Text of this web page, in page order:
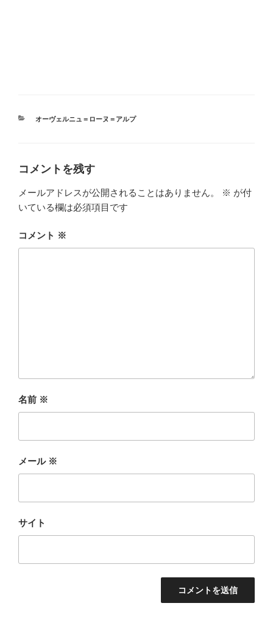
カ
オーヴェルニュ＝ローヌ＝アルプ
コメントを残す
メールアドレスが公開されることはありません。 ※ が付
いている欄は必須項目です
コメント ※
名前 ※
メール ※
サイト